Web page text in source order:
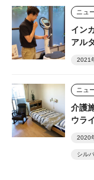
ニュ
イン
アル
2021
ニュ
介護
ウラ
2020
シル